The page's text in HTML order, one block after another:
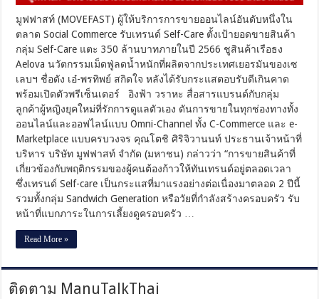
รดักต์
Aelova
สอด
รนด์ฯ
350
ล้าน
บาท
ใน
ปี
นี้
มูฟฟาสท์ (MOVEFAST) ผู้ให้บริการการขายออนไลน์อันดับหนึ่งใน
ตลาด Social Commerce รับเทรนด์ Self-Care ตั้งเป้ายอดขายสินค้า
กลุ่ม Self-Care แตะ 350 ล้านบาทภายในปี 2566 ชูสินค้าเรือธง
Aelova นวัตกรรมเม็ดฟู่ลดน้ำหนักที่ผลิตจากประเทศเยอรมันของเซ
เลบฯ ชื่อดัง เอ๋-พรทิพย์ สกิดใจ หลังได้รับกระแสตอบรับดีเกินคาด
พร้อมเปิดตัวพรีเซ็นเตอร์ อิงฟ้า วราหะ สื่อสารแบรนด์กับกลุ่ม
ลูกค้าผู้หญิงยุคใหม่ที่รักการดูแลตัวเอง ดันการขายในทุกช่องทางทั้ง
ออนไลน์และออฟไลน์แบบ Omni-Channel ทั้ง C-Commerce และ e-
Marketplace แบบครบวงจร คุณโตชิ ศิริจิวานนท์ ประธานเจ้าหน้าที่
บริหาร บริษัท มูฟฟาสท์ จำกัด (มหาชน) กล่าวว่า “การขายสินค้าที่
เกี่ยวข้องกับพฤติกรรมของผู้คนต้องก้าวให้ทันเทรนด์อยู่ตลอดเวลา
ซึ่งเทรนด์ Self-care เป็นกระแสที่มาแรงอย่างต่อเนื่องมาตลอด 2 ปีนี้
รวมทั้งกลุ่ม Sandwich Generation หรือวัยที่กำลังสร้างครอบครัว รับ
หน้าที่แบกภาระในการเลี้ยงดูครอบครัว …
Read More »
ติดตาม ManuTalkThai